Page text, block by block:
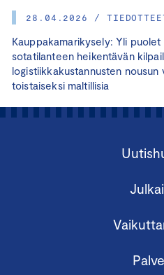
28.04.2026 /
Kauppakamarikysely: Yli
sotatilanteen heikentävän
logistiikkakustannusten
toistaiseksi maltillisia